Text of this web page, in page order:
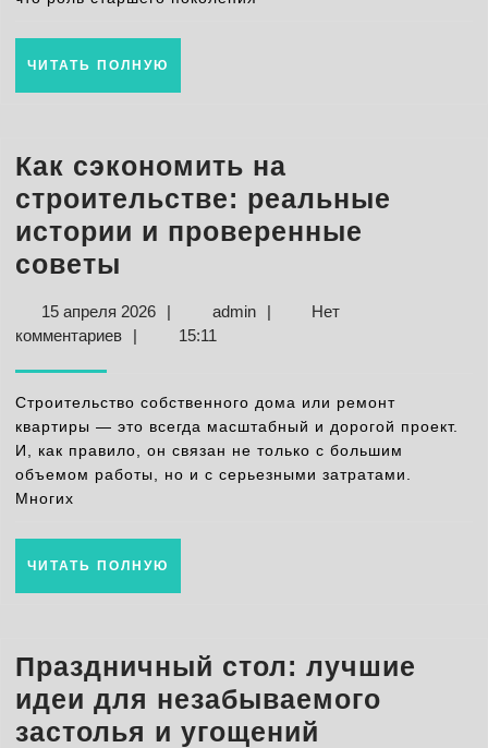
ЧИТАТЬ ПОЛНУЮ
Как сэкономить на
строительстве: реальные
истории и проверенные
советы
на
реальные
истории
и
проверенные
15 апреля 202615
апреля
| adminadmin
|
Нет
комментариев
| 15:11
Строительство собственного дома или ремонт
квартиры — это всегда масштабный и дорогой проект.
И, как правило, он связан не только с большим
объемом работы, но и с серьезными затратами.
Многих
ЧИТАТЬ ПОЛНУЮ
Праздничный стол: лучшие
идеи для незабываемого
застолья и угощений